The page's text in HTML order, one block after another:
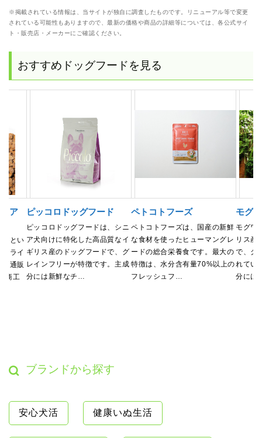
※掲載されている情報は、当サイトが独自に調査したものです。リニューアル等で変更
されている可能性もありますので、最新の価格や商品の詳細等については、各公式サイ
ト・販売店・メーカーにご確認ください。
おすすめドッグフードを見る
ア
肉とい
ライ
通販
商工
ピッコロドッグフード
ピッコロドッグフードは、シニ
ア犬向けに特化した高品質なイ
ギリス産のドッグフードで、グ
レインフリーが特徴です。主成
分には新鮮なチ…
ペトコトフーズ
ペトコトフーズは、国産の新鮮
な食材を使ったヒューマングレ
ードの総合栄養食です。最大の
特徴は、水分含有量70%以上の
フレッシュフ…
モグ
モグワ
リス産
で、グ
れてい
分には
ブランドから探す
安心犬活 健康いぬ生活